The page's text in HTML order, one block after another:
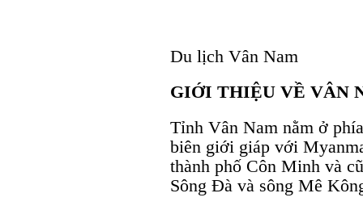
Du lịch Vân Nam
GIỚI THIỆU VỀ VÂN
Tỉnh Vân Nam nằm ở
biên giới giáp với
thành phố Côn Minh và
Sông Đà và sông Mê